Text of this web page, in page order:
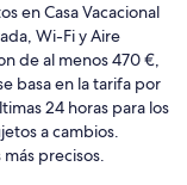
en Casa Vacacional
Wi-Fi y Aire
de al menos 470 €,
basa en la tarifa por
24 horas para los
a cambios.
precisos.